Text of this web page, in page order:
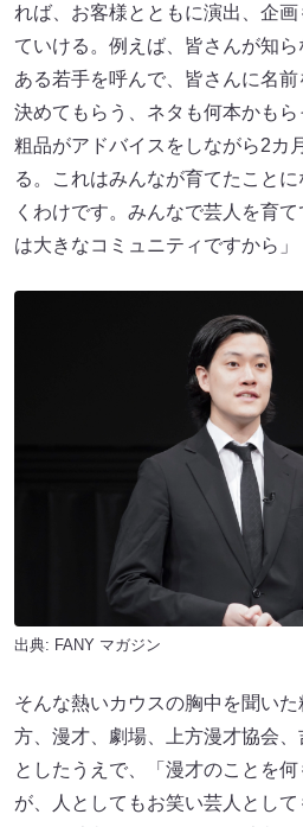
れば、お客様とともに演出、企
ていける。例えば、皆さんが知
ある若手を呼んで、皆さんに名
決めてもらう、ネタも何本かもら
粗品がアドバイスをしながら2カ
る。これはみんなが育てたこと
くわけです。みんなで芸人を育
は大きなコミュニティですから」
出典: FANY マガジン
そんな熱いカウスの胸中を聞い
方、漫才、劇場、上方漫才協会
としたうえで、「漫才のことを
が、人としてもお笑い芸人とし